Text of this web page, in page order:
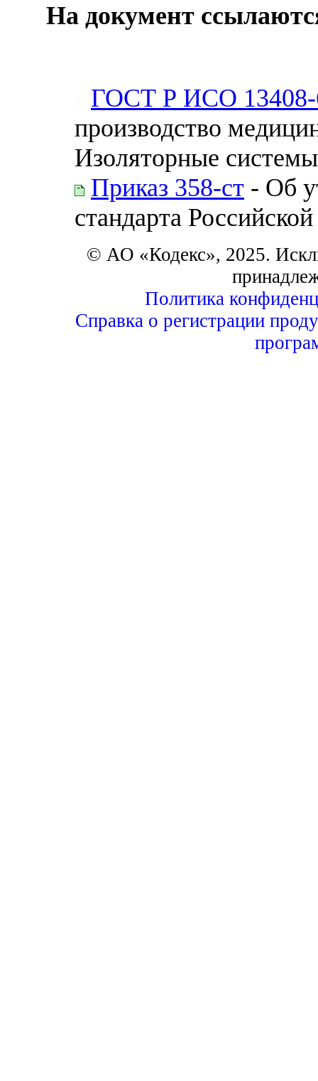
На документ
ГОСТ Р ИСО 13408-
производство
Изоляторные системы
Приказ 358-ст - Об
стандарта
© АО «Кодекс», 2025.
Политика
Справка о регистрации